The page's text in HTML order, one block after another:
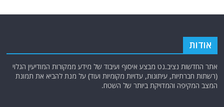
אודות
אתר החדשות נציב.נט מבצע איסוף ועיבוד של מידע ממקורות המודיעין הגלוי
(רשתות חברתיות, עיתונות, עדויות מקומיות ועוד) על מנת להביא את תמונת
המצב המקיפה והמדויקת ביותר של השטח.